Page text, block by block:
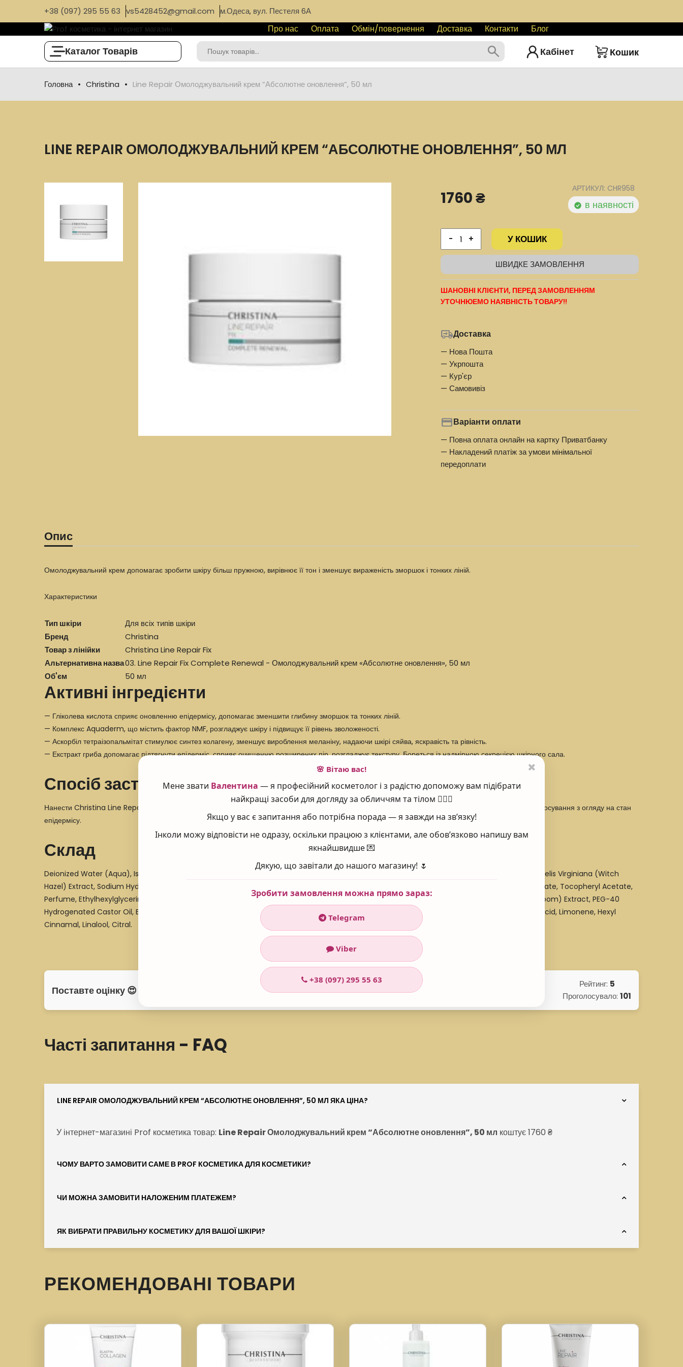
+38 (097) 295 55 63 vs5428452@gmail.com м.Одеса, вул. Пестеля 6А
Про нас Оплата Обмін/повернення Доставка Контакти Блог
Каталог Товарів Кабінет Кошик
Головна Christina Line Repair Омолоджувальний крем “Абсолютне оновлення”, 50 мл
LINE REPAIR ОМОЛОДЖУВАЛЬНИЙ КРЕМ “АБСОЛЮТНЕ ОНОВЛЕННЯ”, 50 МЛ
1760 ₴ АРТИКУЛ: CHR958
в наявності
- + У КОШИК
ШВИДКЕ ЗАМОВЛЕННЯ
ШАНОВНІ КЛІЄНТИ, ПЕРЕД ЗАМОВЛЕННЯМ
УТОЧНЮЕМО НАЯВНІСТЬ ТОВАРУ!!
Доставка
— Нова Пошта
— Укрпошта
— Кур'єр
— Самовивіз
Варіанти оплати
— Повна оплата онлайн на картку Приватбанку
— Накладений платіж за умови мінімальної
передоплати
Опис
Омолоджувальний крем допомагає зробити шкіру більш пружною, вирівнює її тон і зменшує вираженість зморшок і тонких ліній.
Характеристики
Тип шкіри
Для всіх типів шкіри
Бренд
Christina
Товар з лінійки
Christina Line Repair Fix
Альтернативна назва03. Line Repair Fix Complete Renewal - Омолоджувальний крем «Абсолютне оновлення», 50 мл
Об'єм
50 мл
Активні інгредієнти
— Гліколева кислота сприяє оновленню епідермісу, допомагає зменшити глибину зморшок та тонких ліній.
— Комплекс Aquaderm, що містить фактор NMF, розгладжує шкіру і підвищує її рівень зволоженості.
— Аскорбіл тетраізопальмітат стимулює синтез колагену, зменшує вироблення меланіну, надаючи шкірі сяйва, яскравість та рівність.
— Екстракт гриба допомагає підтягнути епідерміс, сприяє очищенню розширених пір, розгладжує текстуру. Бореться із надмірною секрецією шкірного сала.
Спосіб застосування
Нанести Christina Line Repair Fix Complete Renewal на чисту шкіру. Спочатку використовувати 2 рази на тиждень, а потім підвищувати частоту застосування з огляду на стан
епідермісу.
Склад
Deionized Water (Aqua), Isononyl Isononanoate, Glycerin, Cetyl Alcohol, Glyceryl Stearate, Glycolic Acid, Cera Alba, PEG-40 Stearate, Hamamelis Virginiana (Witch
Hazel) Extract, Sodium Hydroxide, Phenoxyethanol, Butylene Glycol, Panthenol, Sodium Lactate, Sodium PCA, Caprylyl Glycol, Sorbitan Tristearate, Tocopheryl Acetate,
Perfume, Ethylhexylglycerin, Ascorbyl Tetraisopalmitate, Sodium Phytate, Glycyrrhiza Glabra (Licorice) Root Extract, Fomes Officinais (Mushroom) Extract, PEG-40
Hydrogenated Castor Oil, Benzyl Alcohol, Fructose, Urea, Glycine, Niacinamide, Sodium Benzoate, Citric Acid, Alcohol, Inositol, Dehydroacetic Acid, Limonene, Hexyl
Cinnamal, Linalool, Citral.
Поставте оцінку 😍 Рейтинг: 5
Проголосувало: 101
Часті запитання - FAQ
LINE REPAIR ОМОЛОДЖУВАЛЬНИЙ КРЕМ “АБСОЛЮТНЕ ОНОВЛЕННЯ”, 50 МЛ ЯКА ЦІНА?
У інтернет-магазині Prof косметика товар: Line Repair Омолоджувальний крем “Абсолютне оновлення”, 50 мл коштує 1760 ₴
ЧОМУ ВАРТО ЗАМОВИТИ САМЕ В PROF КОСМЕТИКА ДЛЯ КОСМЕТИКИ?
ЧИ МОЖНА ЗАМОВИТИ НАЛОЖЕНИМ ПЛАТЕЖЕМ?
ЯК ВИБРАТИ ПРАВИЛЬНУ КОСМЕТИКУ ДЛЯ ВАШОЇ ШКІРИ?
РЕКОМЕНДОВАНІ ТОВАРИ
🌸 Вітаю вас!
Мене звати Валентина — я професійний косметолог і з радістю допоможу вам підібрати
найкращі засоби для догляду за обличчям та тілом 💆‍♀️✨
Якщо у вас є запитання або потрібна порада — я завжди на зв’язку!
Інколи можу відповісти не одразу, оскільки працюю з клієнтами, але обов’язково напишу вам
якнайшвидше 💌
Дякую, що завітали до нашого магазину! 🌷
Зробити замовлення можна прямо зараз:
Telegram
Viber
+38 (097) 295 55 63